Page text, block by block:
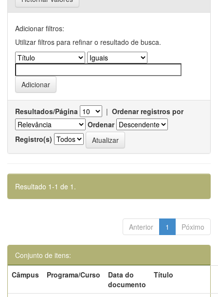
Adicionar filtros:
Utilizar filtros para refinar o resultado de busca.
Resultados/Página | Ordenar registros por
Ordenar
Registro(s)
Resultado 1-1 de 1.
Anterior 1 Póximo
Conjunto de itens:
Câmpus
Programa/Curso
Data do
documento
Título